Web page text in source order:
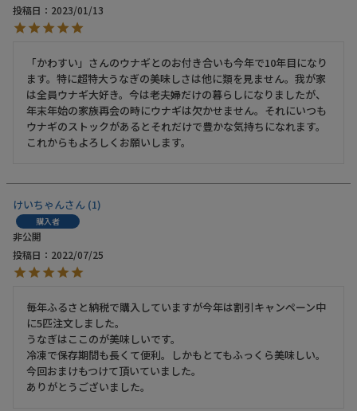
投稿日
2023/01/13
「かわすい」さんのウナギとのお付き合いも今年で10年目になり
ます。特に超特大うなぎの美味しさは他に類を見ません。我が家
は全員ウナギ大好き。今は老夫婦だけの暮らしになりましたが、
年末年始の家族再会の時にウナギは欠かせません。それにいつも
ウナギのストックがあるとそれだけで豊かな気持ちになれます。
これからもよろしくお願いします。
けいちゃん 1
購入者
非公開
投稿日
2022/07/25
毎年ふるさと納税で購入していますが今年は割引キャンペーン中
に5匹注文しました。
うなぎはここのが美味しいです。
冷凍で保存期間も長くて便利。しかもとてもふっくら美味しい。
今回おまけもつけて頂いていました。
ありがとうございました。
Instagram